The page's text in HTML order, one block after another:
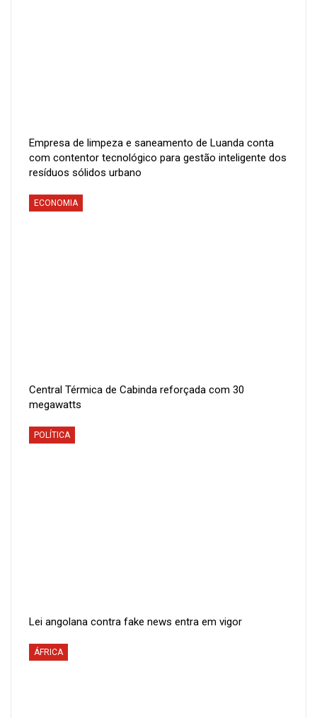
Empresa de limpeza e saneamento de Luanda conta
com contentor tecnológico para gestão inteligente dos
resíduos sólidos urbano
ECONOMIA
Central Térmica de Cabinda reforçada com 30
megawatts
POLÍTICA
Lei angolana contra fake news entra em vigor
ÁFRICA